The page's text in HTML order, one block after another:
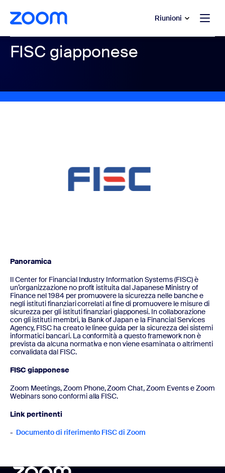
principale
di assistenza Riunioni
FISC giapponese
Panoramica
Il Center for Financial Industry Information Systems (FISC) è
un’organizzazione no profit istituita dal Japanese Ministry of
Finance nel 1984 per promuovere la sicurezza nelle banche e
negli istituti finanziari correlati al fine di promuovere le misure di
sicurezza per gli istituti finanziari giapponesi. In collaborazione
con gli istituti membri, la Bank of Japan e la Financial Services
Agency, FISC ha creato le linee guida per la sicurezza dei sistemi
informatici bancari. La conformità a questo framework non è
prevista da alcuna normativa e non viene esaminata o altrimenti
convalidata dal FISC.
FISC giapponese
Zoom Meetings, Zoom Phone, Zoom Chat, Zoom Events e Zoom
Webinars sono conformi alla FISC.
Link pertinenti
- Documento di riferimento FISC di Zoom